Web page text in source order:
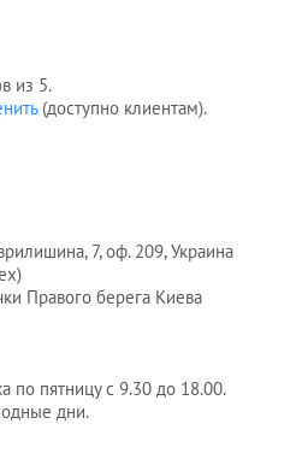
из 5.
(доступно клиентам).
7, оф. 209, Украина
Правого берега Киева
по пятницу с 9.30 до 18.00.
дни.